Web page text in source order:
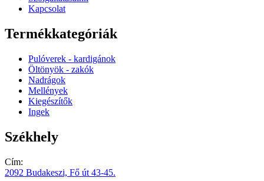
Kapcsolat
Termékkategóriák
Pulóverek - kardigánok
Öltönyök - zakók
Nadrágok
Mellények
Kiegészítők
Ingek
Székhely
Cím:
2092 Budakeszi, Fő út 43-45.